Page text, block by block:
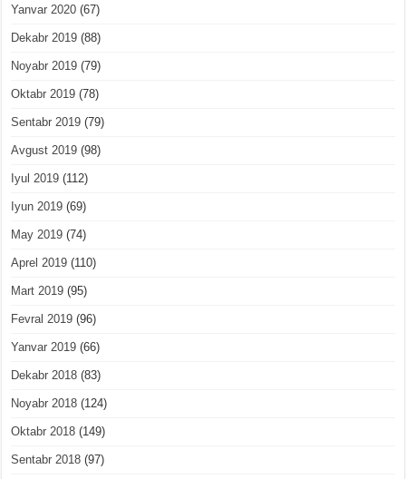
Yanvar 2020 (67)
Dekabr 2019 (88)
Noyabr 2019 (79)
Oktabr 2019 (78)
Sentabr 2019 (79)
Avgust 2019 (98)
Iyul 2019 (112)
Iyun 2019 (69)
May 2019 (74)
Aprel 2019 (110)
Mart 2019 (95)
Fevral 2019 (96)
Yanvar 2019 (66)
Dekabr 2018 (83)
Noyabr 2018 (124)
Oktabr 2018 (149)
Sentabr 2018 (97)